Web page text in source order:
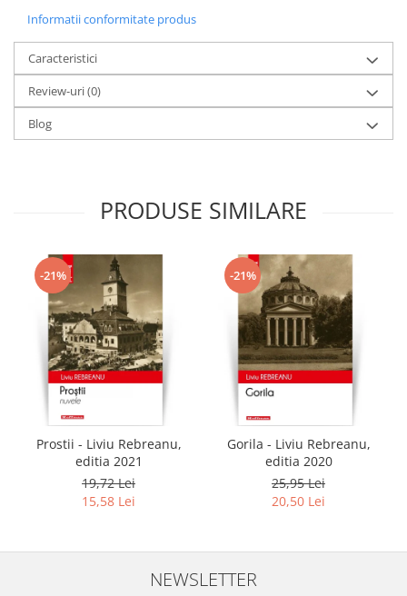
Informatii conformitate produs
Caracteristici
Review-uri(0)
Blog
PRODUSE SIMILARE
-21%
Prostii - Liviu Rebreanu,
editia 2021
19,72 Lei
15,58 Lei
-21%
Gorila - Liviu Rebreanu,
editia 2020
25,95 Lei
20,50 Lei
NEWSLETTER